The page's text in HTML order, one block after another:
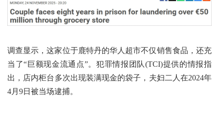
调查显示，这家位于鹿特丹的华人超市不仅销售食品，还充
当了“巨额现金流通点”。犯罪情报团队(TCI)提供的情报指
出，店内柜台多次出现装满现金的袋子，夫妇二人在2024年
4月9日被当场逮捕。